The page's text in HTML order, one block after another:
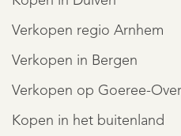
Verkopen regio Arnhem
Verkopen in Bergen
Verkopen op Goeree-
Kopen in het buitenland